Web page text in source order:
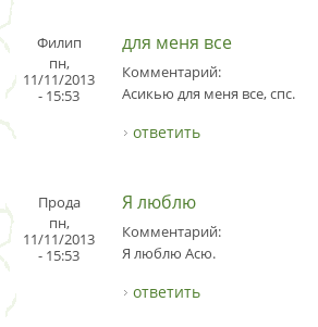
Филип
пн,
11/11/2013
- 15:53
для меня все
Комментарий:
Асикью для меня все, спс.
ответить
Прода
пн,
11/11/2013
- 15:53
Я люблю
Комментарий:
Я люблю Асю.
ответить